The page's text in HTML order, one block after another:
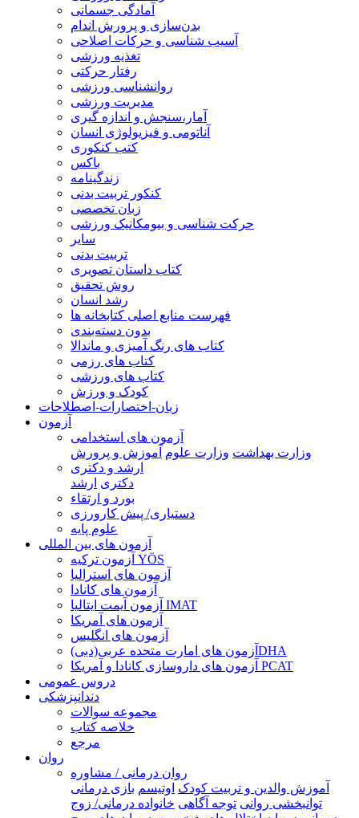
آمادگی جسمانی
بدن‌سازی و پرورش اندام
آسیب شناسی و حرکات اصلاحی
تغذیه ورزشی
رفتار حرکتی
روانشناسی ورزشی
مدیریت ورزشی
آمار،سنجش و اندازه گیری
آناتومی و فیزیولوژی انسان
کتب کنکوری
باکس
زندگینامه
کنکور تربیت بدنی
زبان تخصصی
حرکت شناسی و بیومکانیک ورزشی
سایر
تربیت بدنی
کتاب داستان تصویری
روش تحقیق
رشد انسان
فهرست منابع اصلی کتابخانه ها
بدون دسته‌بندی
کتاب های رنگ آمیزی و ماندالا
کتاب های رزمی
کتاب های ورزشی
کودک و ورزش
زبان-اختصارات-اصطلاحات
آزمون
آزمون های استخدامی
وزارت بهداشت وزارت علوم آموزش و پرورش
ارشد و دکتری
دکتری ارشد
بورد و ارتقاء
دستیاری/ پیش کارورزی
علوم پایه
آزمون های بین المللی
آزمون تركيه YÖS
آزمون های استرالیا
آزمون های کانادا
آزمون آیمت ایتالیا IMAT
آزمون های آمریکا
آزمون های انگلیس
آزمون های امارت متحده عربی(دبی)DHA
آزمون های داروسازی کانادا و آمریکا PCAT
دروس عمومی
دندانپزشکی
مجموعه سوالات
خلاصه کتاب
مرجع
روان
روان درمانی / مشاوره
آموزش والدین و تربیت کودک اوتیسم بازی درمانی
توانبخشی روانی توجه آگاهی خانواده درمانی/ زوج